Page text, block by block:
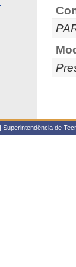
Superintendência de